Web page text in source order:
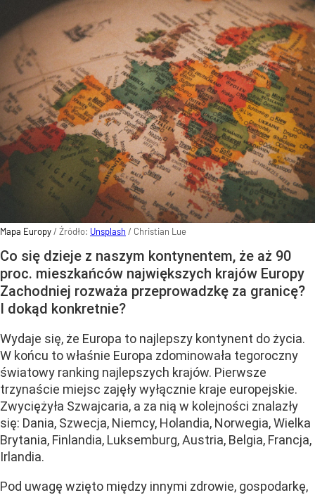
Mapa Europy/ Źródło: Unsplash / Christian Lue
Co się dzieje z naszym kontynentem, że aż 90
proc. mieszkańców największych krajów Europy
Zachodniej rozważa przeprowadzkę za granicę?
I dokąd konkretnie?
Wydaje się, że Europa to najlepszy kontynent do życia.
W końcu to właśnie Europa zdominowała tegoroczny
światowy ranking najlepszych krajów. Pierwsze
trzynaście miejsc zajęły wyłącznie kraje europejskie.
Zwyciężyła Szwajcaria, a za nią w kolejności znalazły
się: Dania, Szwecja, Niemcy, Holandia, Norwegia, Wielka
Brytania, Finlandia, Luksemburg, Austria, Belgia, Francja,
Irlandia.
Pod uwagę wzięto między innymi zdrowie, gospodarkę,